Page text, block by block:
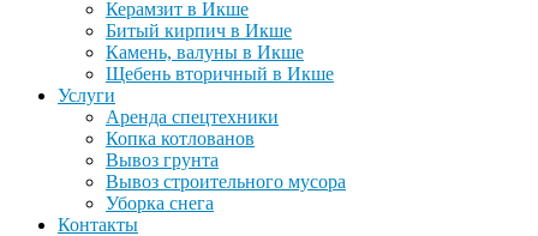
Керамзит в Икше
Битый кирпич в Икше
Камень, валуны в Икше
Щебень вторичный в Икше
Услуги
Аренда спецтехники
Копка котлованов
Вывоз грунта
Вывоз строительного мусора
Уборка снега
Контакты